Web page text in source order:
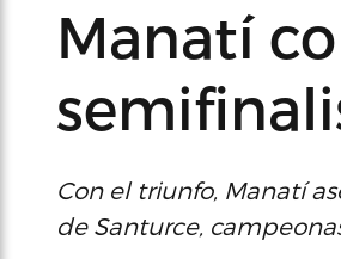
Manatí
Con el triunfo, Manatí
de Santurce,